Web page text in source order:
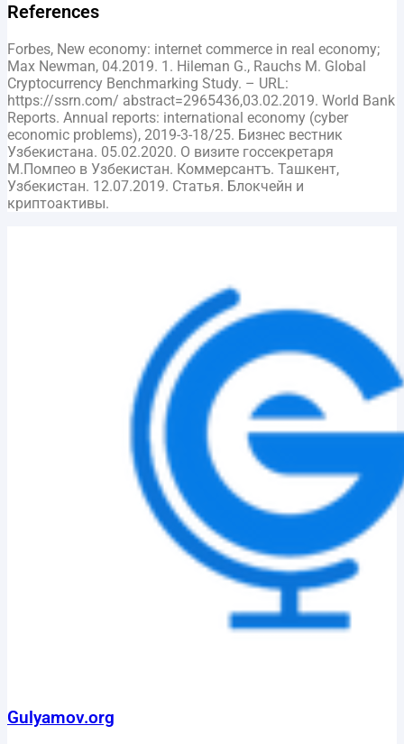
References
Forbes, New economy: internet commerce in real economy;
Max Newman, 04.2019. 1. Hileman G., Rauchs M. Global
Cryptocurrency Benchmarking Study. – URL:
https://ssrn.com/ abstract=2965436,03.02.2019. World Bank
Reports. Annual reports: international economy (cyber
economic problems), 2019-3-18/25. Бизнес вестник
Узбекистана. 05.02.2020. О визите госсекретаря
М.Помпео в Узбекистан. Коммерсантъ. Ташкент,
Узбекистан. 12.07.2019. Статья. Блокчейн и
криптоактивы.
Gulyamov.org